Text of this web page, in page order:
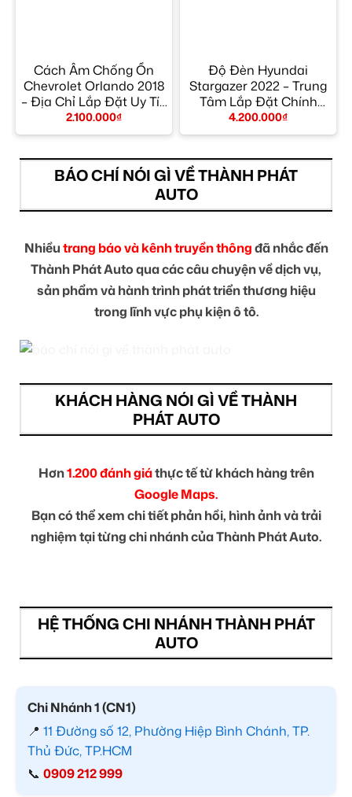
Cách Âm Chống Ồn
Chevrolet Orlando 2018
– Địa Chỉ Lắp Đặt Uy Tín
TPHCM
2.100.000₫
Độ Đèn Hyundai
Stargazer 2022 – Trung
Tâm Lắp Đặt Chính
Hãng Giá Tốt TPHCM
4.200.000₫
BÁO CHÍ NÓI GÌ VỀ THÀNH PHÁT
AUTO
Nhiềutrang báo và kênh truyền thôngđã nhắc đến
Thành Phát Auto qua các câu chuyện về dịch vụ,
sản phẩm và hành trình phát triển thương hiệu
trong lĩnh vực phụ kiện ô tô.
KHÁCH HÀNG NÓI GÌ VỀ THÀNH
PHÁT AUTO
Hơn1.200 đánh giáthực tế từ khách hàng trên
Google Maps.
Bạn có thể xem chi tiết phản hồi, hình ảnh và trải
nghiệm tại từng chi nhánh của Thành Phát Auto.
HỆ THỐNG CHI NHÁNH THÀNH PHÁT
AUTO
Chi Nhánh 1 (CN1)
📍 11 Đường số 12, Phường Hiệp Bình Chánh, TP.
Thủ Đức, TP.HCM
📞 0909 212 999